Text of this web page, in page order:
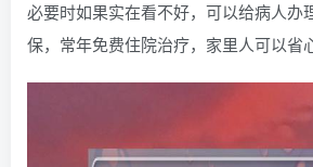
必要时如果实在看不好，可以给病人办
保，常年免费住院治疗，家里人可以省